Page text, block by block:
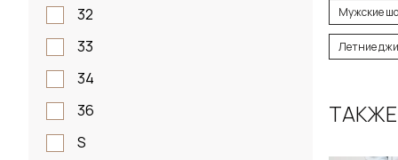
32
33
34
36
S
Размер
29 /
Мужские
Летние